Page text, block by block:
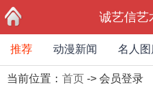
首页
诚艺信艺
推荐 动漫新闻 名人图
当前位置： 首页 -> 会员登录